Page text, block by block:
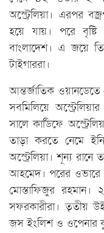
অস্ট্রেলিয়া। এরপর
হয়ে যায়। পরে বৃষ্টি
বাংলাদেশ। এ জয়ে
টাইগাররা।
আন্তর্জাতিক ওয়ানডেতে
সবমিলিয়ে
সালে কার্ডিফে
তাড়া করতে নেমে
অস্ট্রেলিয়া। শূন্য
আহমেদ। পরের ওভারে
মোস্তাফিজুর রহমান।
সফরকারীরা। তৃতীয়
জস ইংলিশ ও ওপেনার